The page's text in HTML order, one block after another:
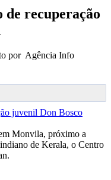
recuperação
por Agência Info
Monvila, próximo a
de Kerala, o Centro